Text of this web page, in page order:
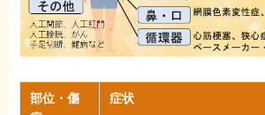
部位・傷
症状